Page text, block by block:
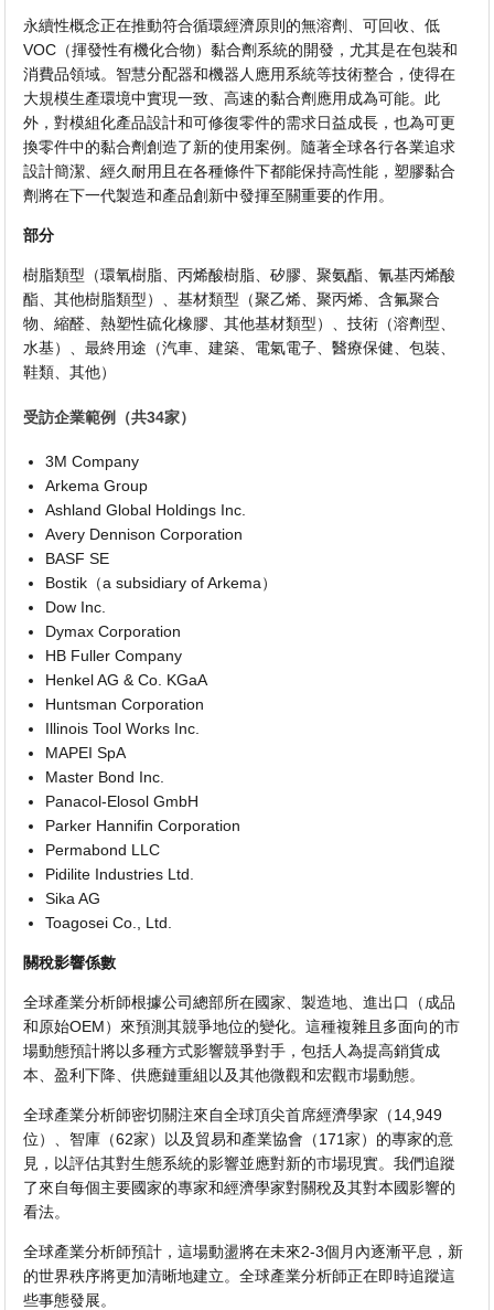
永續性概念正在推動符合循環經濟原則的無溶劑、可回收、低
VOC（揮發性有機化合物）黏合劑系統的開發，尤其是在包裝和
消費品領域。智慧分配器和機器人應用系統等技術整合，使得在
大規模生產環境中實現一致、高速的黏合劑應用成為可能。此
外，對模組化產品設計和可修復零件的需求日益成長，也為可更
換零件中的黏合劑創造了新的使用案例。隨著全球各行各業追求
設計簡潔、經久耐用且在各種條件下都能保持高性能，塑膠黏合
劑將在下一代製造和產品創新中發揮至關重要的作用。
部分
樹脂類型（環氧樹脂、丙烯酸樹脂、矽膠、聚氨酯、氰基丙烯酸
酯、其他樹脂類型）、基材類型（聚乙烯、聚丙烯、含氟聚合
物、縮醛、熱塑性硫化橡膠、其他基材類型）、技術（溶劑型、
水基）、最終用途（汽車、建築、電氣電子、醫療保健、包裝、
鞋類、其他）
受訪企業範例（共34家）
3M Company
Arkema Group
Ashland Global Holdings Inc.
Avery Dennison Corporation
BASF SE
Bostik（a subsidiary of Arkema）
Dow Inc.
Dymax Corporation
HB Fuller Company
Henkel AG & Co. KGaA
Huntsman Corporation
Illinois Tool Works Inc.
MAPEI SpA
Master Bond Inc.
Panacol-Elosol GmbH
Parker Hannifin Corporation
Permabond LLC
Pidilite Industries Ltd.
Sika AG
Toagosei Co., Ltd.
關稅影響係數
全球產業分析師根據公司總部所在國家、製造地、進出口（成品
和原始OEM）來預測其競爭地位的變化。這種複雜且多面向的市
場動態預計將以多種方式影響競爭對手，包括人為提高銷貨成
本、盈利下降、供應鏈重組以及其他微觀和宏觀市場動態。
全球產業分析師密切關注來自全球頂尖首席經濟學家（14,949
位）、智庫（62家）以及貿易和產業協會（171家）的專家的意
見，以評估其對生態系統的影響並應對新的市場現實。我們追蹤
了來自每個主要國家的專家和經濟學家對關稅及其對本國影響的
看法。
全球產業分析師預計，這場動盪將在未來2-3個月內逐漸平息，新
的世界秩序將更加清晰地建立。全球產業分析師正在即時追蹤這
些事態發展。